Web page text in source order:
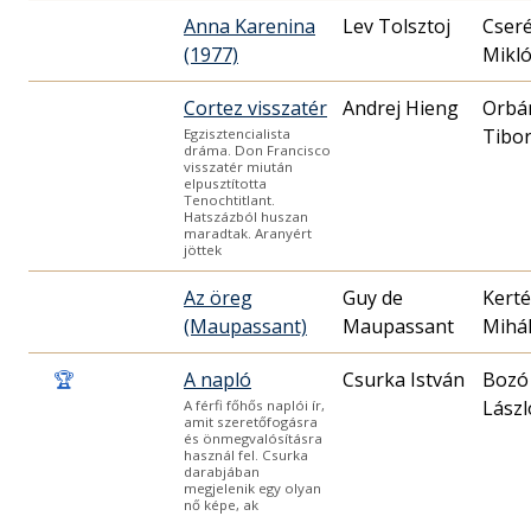
Anna Karenina
(1977)
Lev Tolsztoj
Cortez visszatér
Egzisztencialista
dráma. Don Francisco
visszatér miután
elpusztította
Tenochtitlant.
Hatszázból huszan
maradtak. Aranyért
jöttek
Andrej Hieng
Tibor
Az öreg
(Maupassant)
Guy de
Maupassant
🏆 A napló
A férfi főhős naplói ír,
amit szeretőfogásra
és önmegvalósításra
használ fel. Csurka
darabjában
megjelenik egy olyan
nő képe, ak
Csurka István
Bozó